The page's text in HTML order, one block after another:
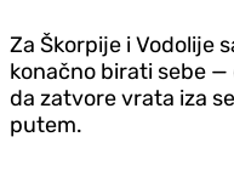
Za Škorpije i Vodolije
konačno birati sebe —
da zatvore vrata iza
putem.